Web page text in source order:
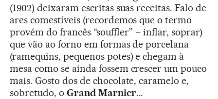
(1902) deixaram escritas suas receitas. Falo de
ares comestíveis (recordemos que o termo
provém do francês “souffler” – inflar, soprar)
que vão ao forno em formas de porcelana
(ramequins, pequenos potes) e chegam à
mesa como se ainda fossem crescer um pouco
mais. Gosto dos de chocolate, caramelo e,
sobretudo, o Grand Marnier...